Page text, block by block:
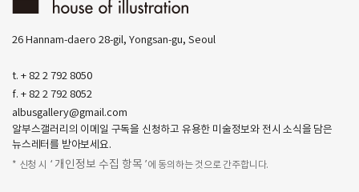
26 Hannam-daero 28-gil, Yongsan-gu, Seoul
t. + 82 2 792 8050
f. + 82 2 792 8052
albusgallery@gmail.com
알부스갤러리의 이메일 구독을 신청하고 유용한 미술정보와 전시 소식을 담은
뉴스레터를 받아보세요.
* 신청 시 ‘ 개인정보 수집 항목 ’에 동의하는 것으로 간주합니다.